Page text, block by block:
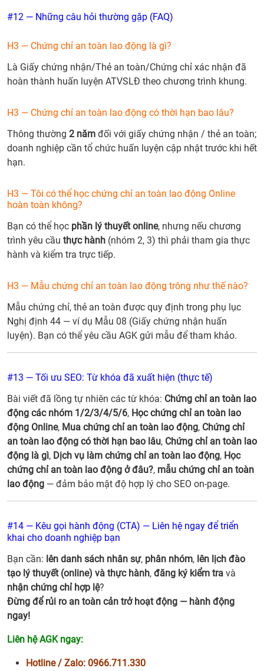
#12 — Những câu hỏi thường gặp (FAQ)
H3 — Chứng chỉ an toàn lao động là gì?
Là Giấy chứng nhận/Thẻ an toàn/Chứng chỉ xác nhận đã
hoàn thành huấn luyện ATVSLĐ theo chương trình khung.
H3 — Chứng chỉ an toàn lao động có thời hạn bao lâu?
Thông thường 2 năm đối với giấy chứng nhận / thẻ an toàn;
doanh nghiệp cần tổ chức huấn luyện cập nhật trước khi hết
hạn.
H3 — Tôi có thể học chứng chỉ an toàn lao động Online
hoàn toàn không?
Bạn có thể học phần lý thuyết online, nhưng nếu chương
trình yêu cầu thực hành (nhóm 2, 3) thì phải tham gia thực
hành và kiểm tra trực tiếp.
H3 — Mẫu chứng chỉ an toàn lao động trông như thế nào?
Mẫu chứng chỉ, thẻ an toàn được quy định trong phụ lục
Nghị định 44 — ví dụ Mẫu 08 (Giấy chứng nhận huấn
luyện). Bạn có thể yêu cầu AGK gửi mẫu để tham khảo.
#13 — Tối ưu SEO: Từ khóa đã xuất hiện (thực tế)
Bài viết đã lồng tự nhiên các từ khóa: Chứng chỉ an toàn lao
động các nhóm 1/2/3/4/5/6, Học chứng chỉ an toàn lao
động Online, Mua chứng chỉ an toàn lao động, Chứng chỉ
an toàn lao động có thời hạn bao lâu, Chứng chỉ an toàn lao
động là gì, Dịch vụ làm chứng chỉ an toàn lao động, Học
chứng chỉ an toàn lao động ở đâu?, mẫu chứng chỉ an toàn
lao động — đảm bảo mật độ hợp lý cho SEO on-page.
#14 — Kêu gọi hành động (CTA) — Liên hệ ngay để triển
khai cho doanh nghiệp bạn
Bạn cần: lên danh sách nhân sự, phân nhóm, lên lịch đào
tạo lý thuyết (online) và thực hành, đăng ký kiểm tra và
nhận chứng chỉ hợp lệ?
Đừng để rủi ro an toàn cản trở hoạt động — hành động
ngay!
Liên hệ AGK ngay:
Hotline / Zalo: 0966.711.330